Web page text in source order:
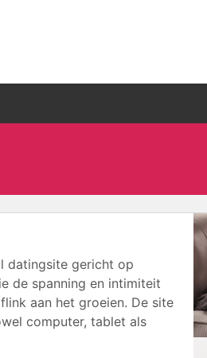
datingsite gericht op
de spanning en intimiteit
aan het groeien. De site
computer, tablet als